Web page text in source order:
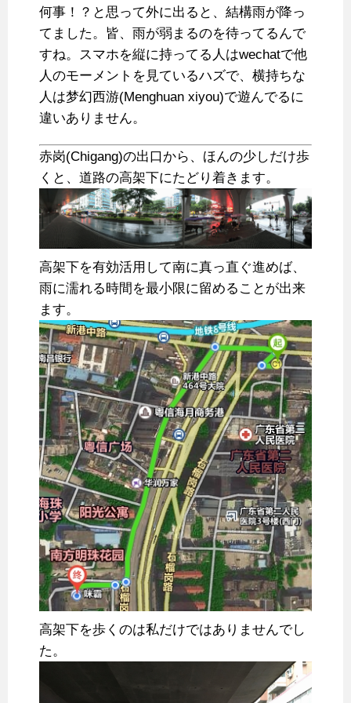
何事！？と思って外に出ると、結構雨が降っ
てました。皆、雨が弱まるのを待ってるんで
すね。スマホを縦に持ってる人はwechatで他
人のモーメントを見ているハズで、横持ちな
人は梦幻西游(Menghuan xiyou)で遊んでるに
違いありません。
赤岗(Chigang)の出口から、ほんの少しだけ歩
くと、道路の高架下にたどり着きます。
高架下を有効活用して南に真っ直ぐ進めば、
雨に濡れる時間を最小限に留めることが出来
ます。
高架下を歩くのは私だけではありませんでし
た。